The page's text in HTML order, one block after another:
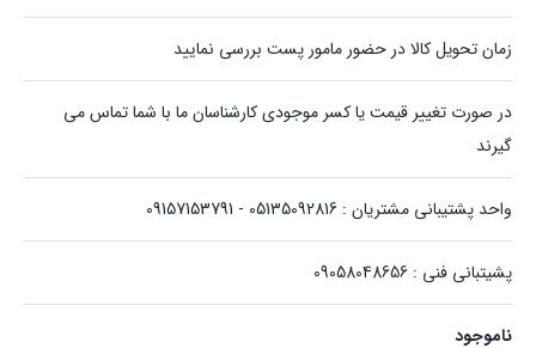
زمان تحویل کالا در حضور مامور پست بررسی نمایید
در صورت تغییر قیمت یا کسر موجودی کارشناسان ما با شما تماس می
گیرند
واحد پشتیبانی مشتریان : 05135092816 - 09157153791
پشیتبانی فنی : 09058048656
ناموجود